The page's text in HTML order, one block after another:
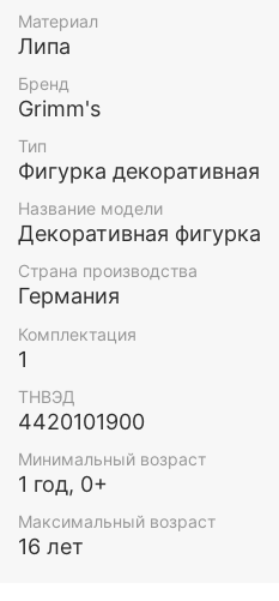
Возраст: 5+
Материал
Липа
Бренд
Grimm's
Тип
Фигурка декоративная
Название модели
Декоративная фигурка
Страна производства
Германия
Комплектация
1
ТНВЭД
4420101900
Минимальный возраст
1 год, 0+
Максимальный возраст
16 лет